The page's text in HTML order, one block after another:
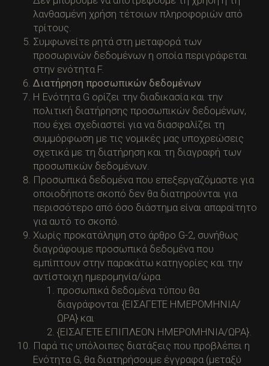
λανθασμένη χρήση τέτοιων πληροφοριών από
τρίτους.
Συμφωνείτε ρητά στη μεταφορά των
προσωρινών δεδομένων η οποία περιγράφεται
στην ενότητα F.
Διατήρηση προσωπικών δεδομένων
Η Ενότητα G ορίζει την διαδικασία και την
πολιτική διατήρησης προσωπικών δεδομένων,
που έχει σχεδιαστεί για να διασφαλίζει τη
συμμόρφωση με τις νομικές μας υποχρεώσεις
σχετικά με τη διατήρηση και τη διαγραφή των
προσωπικών δεδομένων.
Προσωπικά δεδομένα που επεξεργαζόμαστε για
οποιοδήποτε σκοπό δεν θα διατηρούνται για
περισσότερο από όσο διάστημα είναι απαραίτητο
για αυτό το σκοπό.
Χωρίς προκατάληψη στο άρθρο G-2, συνήθως
διαγράφουμε προσωπικά δεδομένα που
εμπίπτουν στην παρακάτω κατηγορίες και την
αντίστοιχη ημερομηνία/ώρα
προσωπικά δεδομένα τύπου θα
διαγράφονται {ΕΙΣΑΓΕΤΕ ΗΜΕΡΟΜΗΝΙΑ/
ΩΡΑ} και
{ΕΙΣΑΓΕΤΕ ΕΠΙΠΛΕΟΝ ΗΜΕΡΟΜΗΝΙΑ/ΩΡΑ}.
Παρά τις υπόλοιπες διατάξεις που προβλέπει η
Ενότητα G, θα διατηρήσουμε έγγραφα (μεταξύ